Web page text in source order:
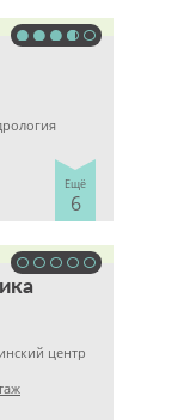
Ещё
6
центр